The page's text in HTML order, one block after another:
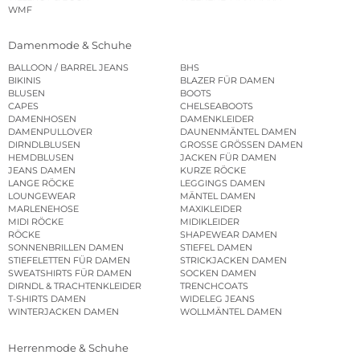
WMF
Damenmode & Schuhe
BALLOON / BARREL JEANS
BHS
BIKINIS
BLAZER FÜR DAMEN
BLUSEN
BOOTS
CAPES
CHELSEABOOTS
DAMENHOSEN
DAMENKLEIDER
DAMENPULLOVER
DAUNENMÄNTEL DAMEN
DIRNDLBLUSEN
GROSSE GRÖSSEN DAMEN
HEMDBLUSEN
JACKEN FÜR DAMEN
JEANS DAMEN
KURZE RÖCKE
LANGE RÖCKE
LEGGINGS DAMEN
LOUNGEWEAR
MÄNTEL DAMEN
MARLENEHOSE
MAXIKLEIDER
MIDI RÖCKE
MIDIKLEIDER
RÖCKE
SHAPEWEAR DAMEN
SONNENBRILLEN DAMEN
STIEFEL DAMEN
STIEFELETTEN FÜR DAMEN
STRICKJACKEN DAMEN
SWEATSHIRTS FÜR DAMEN
SOCKEN DAMEN
DIRNDL & TRACHTENKLEIDER
TRENCHCOATS
T-SHIRTS DAMEN
WIDELEG JEANS
WINTERJACKEN DAMEN
WOLLMÄNTEL DAMEN
Herrenmode & Schuhe